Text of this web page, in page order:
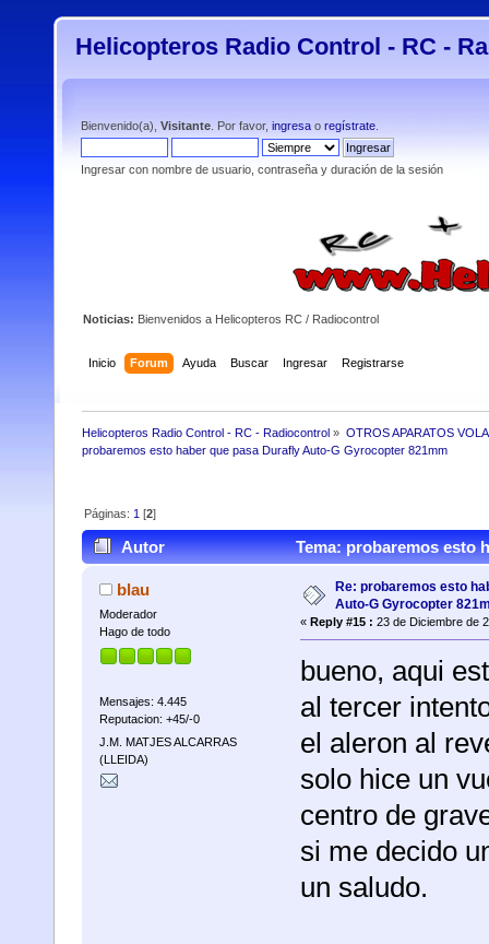
Helicopteros Radio Control - RC -
Bienvenido(a), Visitante . Por favor, ingresa o regístrate
Ingresar con nombre de usuario, contraseña y duración de la sesión
Noticias: Bienvenidos a Helicopteros RC / Radiocontrol
Inicio Forum Ayuda Buscar Ingresar Registrarse
Helicopteros Radio Control - RC - Radiocontrol » OTROS APARATOS
probaremos esto haber que pasa Durafly Auto-G Gyrocopter 821mm
Páginas: 1 [2]
Autor
Tema: probaremos esto
veces)blau
Moderador
Hago de todo
Mensajes: 4.445
Reputacion: +45/-0
J.M. MATJES ALCARRAS
(LLEIDA)
Re: probaremos esto
Auto-G Gyrocopter
« Reply #15 : 23 de Diciembre de
bueno, aqui
al tercer
el aleron al
solo hice un
centro de
si me decido
un saludo.